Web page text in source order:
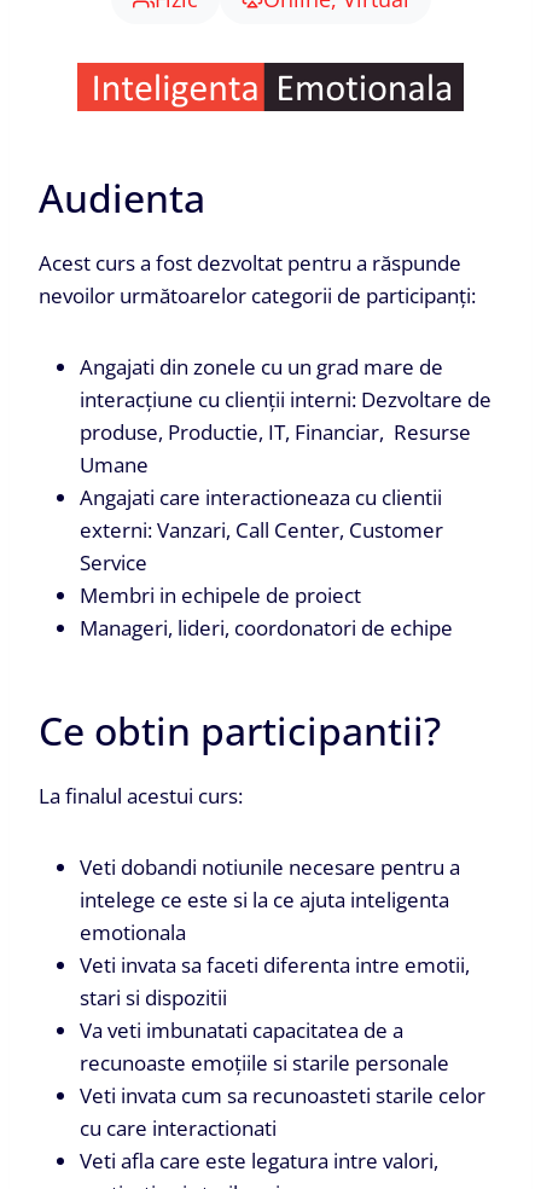
Audienta
Acest curs a fost dezvoltat pentru a răspunde
nevoilor următoarelor categorii de participanți:
Angajati din zonele cu un grad mare de
interacțiune cu clienții interni: Dezvoltare de
produse, Productie, IT, Financiar, Resurse
Umane
Angajati care interactioneaza cu clientii
externi: Vanzari, Call Center, Customer
Service
Membri in echipele de proiect
Manageri, lideri, coordonatori de echipe
Ce obtin participantii?
La finalul acestui curs:
Veti dobandi notiunile necesare pentru a
intelege ce este si la ce ajuta inteligenta
emotionala
Veti invata sa faceti diferenta intre emotii,
stari si dispozitii
Va veti imbunatati capacitatea de a
recunoaste emoțiile si starile personale
Veti invata cum sa recunoasteti starile celor
cu care interactionati
Veti afla care este legatura intre valori,